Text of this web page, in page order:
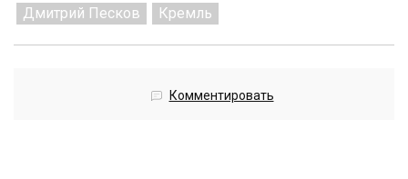
Дмитрий Песков
Кремль
Комментировать